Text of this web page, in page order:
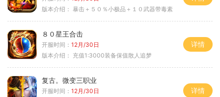
版本介绍： 暴击＋５０％小极品＋１０武器带毒素
８０星王合击
开服时间： 12月/30日
版本介绍： 充值1:3000装备保值散人追梦
详情
复古。微变三职业
开服时间： 12月/30日
详情